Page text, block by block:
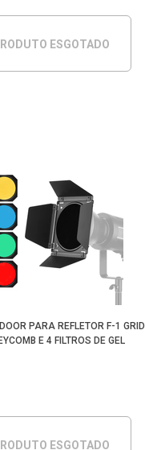
ESGOTADO
PARA REFLETOR F-1 GRID
E 4 FILTROS DE GEL
ESGOTADO